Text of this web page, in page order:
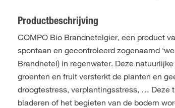
Productbeschrijving
COMPO Bio Brandnetelgier, een product
spontaan en gecontroleerd zogenaamd
Brandnetel) in regenwater. Deze
groenten en fruit versterkt de planten en
droogtestress, verplantingsstress, … Deze
bladeren of het begieten van de bodem